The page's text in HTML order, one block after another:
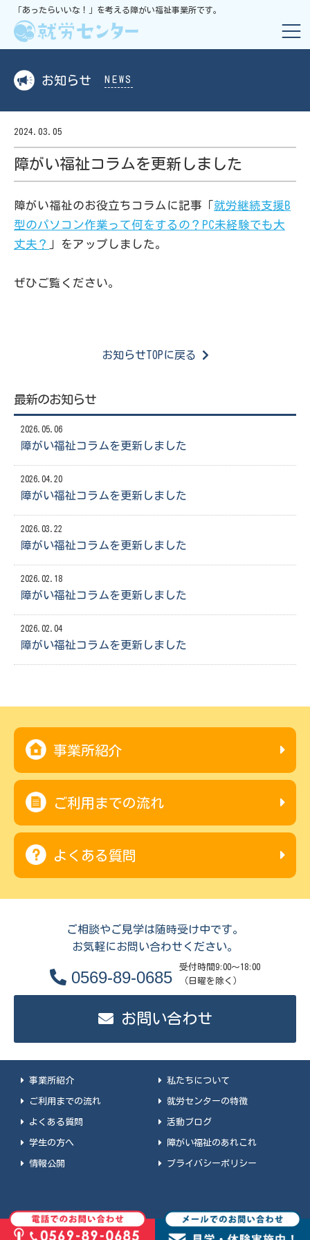
「あったらいいな！」を考える障がい福祉事業所です。
お知らせ NEWS
2024.03.05
障がい福祉コラムを更新しました
障がい福祉のお役立ちコラムに記事「就労継続支援B
型のパソコン作業って何をするの？PC未経験でも大
丈夫？ 」をアップしました。
ぜひご覧ください。
お知らせTOPに戻る
最新のお知らせ
2026.05.06
障がい福祉コラムを更新しました
2026.04.20
障がい福祉コラムを更新しました
2026.03.22
障がい福祉コラムを更新しました
2026.02.18
障がい福祉コラムを更新しました
2026.02.04
障がい福祉コラムを更新しました
事業所紹介
ご利用までの流れ
よくある質問
ご相談やご見学は随時受け中です。
お気軽にお問い合わせください。
0569-89-0685
受付時間9:00～18:00
（日曜を除く）
お問い合わせ
事業所紹介 私たちについて
ご利用までの流れ 就労センターの特徴
よくある質問 活動ブログ
学生の方へ 障がい福祉のあれこれ
情報公開 プライバシーポリシー
©2024 Shuro Center Co.,Ltd.